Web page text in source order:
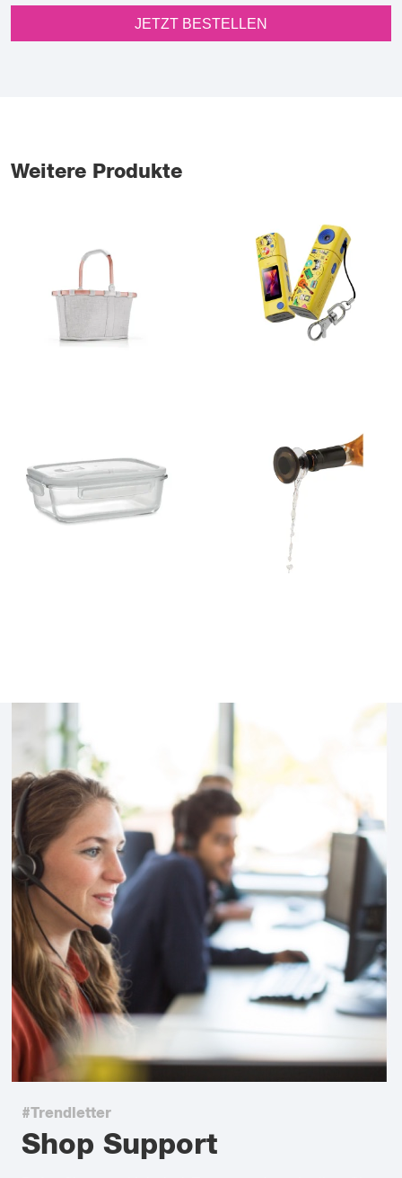
JETZT BESTELLEN
Weitere Produkte
#Trendletter
Shop Support